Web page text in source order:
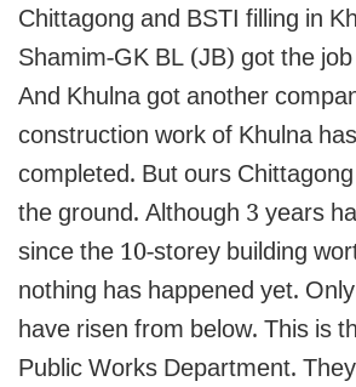
Chittagong and BSTI filling in
Shamim-GK BL (JB) got the
And Khulna got another
construction work of Khulna
completed. But ours
the ground. Although 3 years
since the 10-storey building
nothing has happened yet.
have risen from below. This is
Public Works Department.